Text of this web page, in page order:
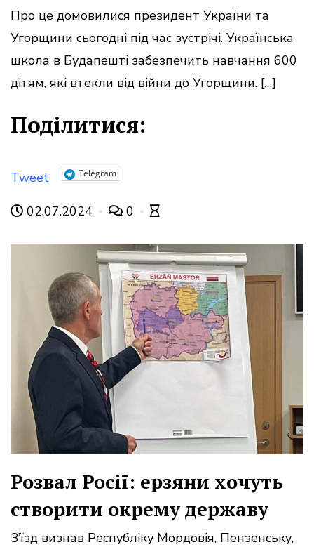
Про це домовилися президент України та
Угорщини сьогодні під час зустрічі. Українська
школа в Будапешті забезпечить навчання 600
дітям, які втекли від війни до Угорщини. […]
Поділитися:
Tweet Telegram
02.07.2024 0
Розвал Росії: ерзяни хочуть
створити окрему державу
З’їзд визнав Республіку Мордовія, Пензенську,